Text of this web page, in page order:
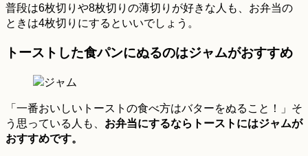
普段は6枚切りや8枚切りの薄切りが好きな人も、お弁当の
ときは4枚切りにするといいでしょう。
トーストした食パンにぬるのはジャムがおすすめ
「一番おいしいトーストの食べ方はバターをぬること！」そ
う思っている人も、 お弁当にするならトーストにはジャムが
おすすめです。